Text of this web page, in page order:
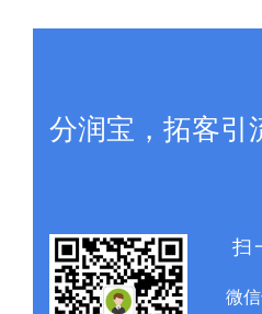
分润宝，拓客引
扫
微信